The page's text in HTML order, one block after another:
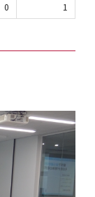
0 1